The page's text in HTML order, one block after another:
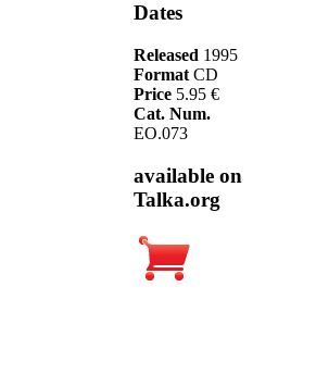
Dates
Released 1995
Format CD
Price 5.95 €
Cat. Num.
EO.073
available on
Talka.org